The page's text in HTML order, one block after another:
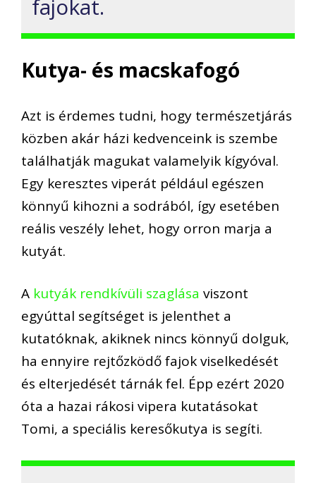
fajokat.
Kutya- és macskafogó
Azt is érdemes tudni, hogy természetjárás
közben akár házi kedvenceink is szembe
találhatják magukat valamelyik kígyóval.
Egy keresztes viperát például egészen
könnyű kihozni a sodrából, így esetében
reális veszély lehet, hogy orron marja a
kutyát.
A kutyák rendkívüli szaglása viszont
egyúttal segítséget is jelenthet a
kutatóknak, akiknek nincs könnyű dolguk,
ha ennyire rejtőzködő fajok viselkedését
és elterjedését tárnák fel. Épp ezért 2020
óta a hazai rákosi vipera kutatásokat
Tomi, a speciális keresőkutya is segíti.